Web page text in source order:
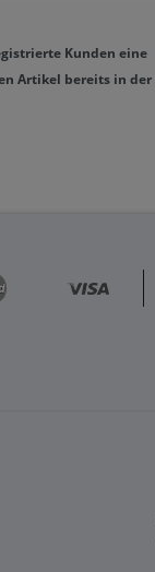
Kunden eine
Artikel bereits in der